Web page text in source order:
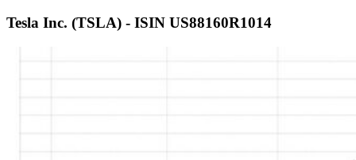
Tesla Inc. (TSLA) - ISIN US88160R1014